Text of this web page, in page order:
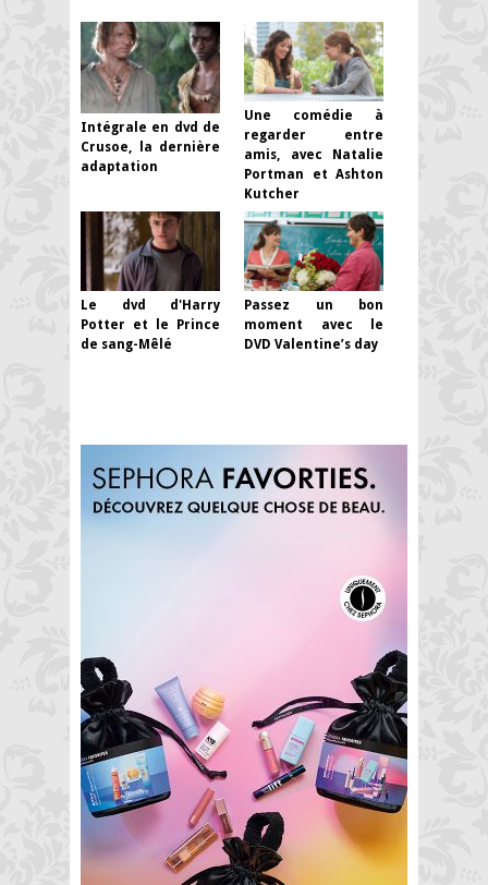
Intégrale en dvd de
Crusoe, la dernière
adaptation
Une comédie à
regarder entre
amis, avec Natalie
Portman et Ashton
Kutcher
Le dvd d'Harry
Potter et le Prince
de sang-Mêlé
Passez un bon
moment avec le
DVD Valentine’s day